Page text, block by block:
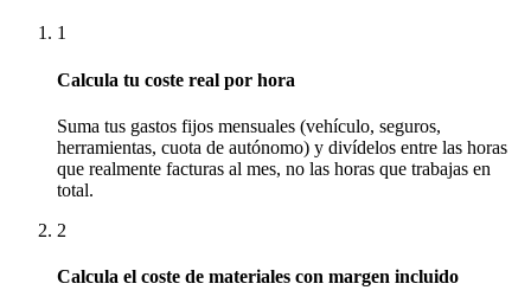
1
Calcula tu coste real por hora
Suma tus gastos fijos mensuales (vehículo, seguros,
herramientas, cuota de autónomo) y divídelos entre las horas
que realmente facturas al mes, no las horas que trabajas en
total.
2
Calcula el coste de materiales con margen incluido